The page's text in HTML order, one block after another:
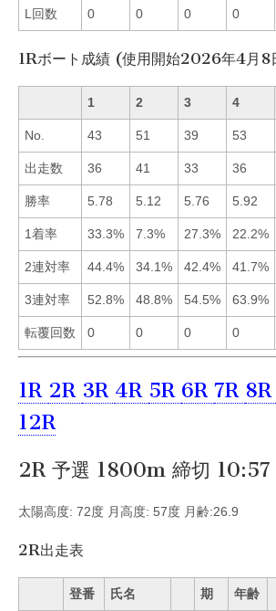
L回数 0 0 0 0
1Rボート成績 (使用開始2026年4月8
1 2 3 4
No. 43 51 39 53
出走数 36 41 33 36
勝率 5.78 5.12 5.76 5.92
1着率 33.3% 7.3% 27.3% 22.2%
2連対率 44.4% 34.1% 42.4% 41.7%
3連対率 52.8% 48.8% 54.5% 63.9%
転覆回数 0 0 0 0
1R 2R 3R 4R 5R 6R 7R 8R
12R
2R 予選 1800m 締切 10:57
太陽高度: 72度 月高度: 57度 月齢:26.9
2R出走表
登番 氏名 期 年齢